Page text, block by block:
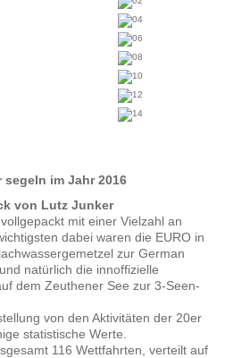
segeln im Jahr 2016
von Lutz Junker
mit einer Vielzahl an
dabei waren die EURO in
zur German
natürlich die innoffizielle
dem Zeuthener See zur 3-Seen-
von den Aktivitäten der 20er
statistische Werte.
116 Wettfahrten, verteilt auf